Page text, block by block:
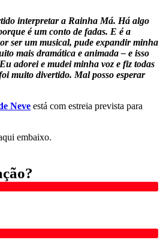
interpretar a Rainha Má. Há algo
é um conto de fadas. E é a
ser um musical, pude expandir minha
mais dramática e animada – e isso
adorei e mudei minha voz e fiz todas
muito divertido. Mal posso esperar
Neve está com estreia prevista para
embaixo.